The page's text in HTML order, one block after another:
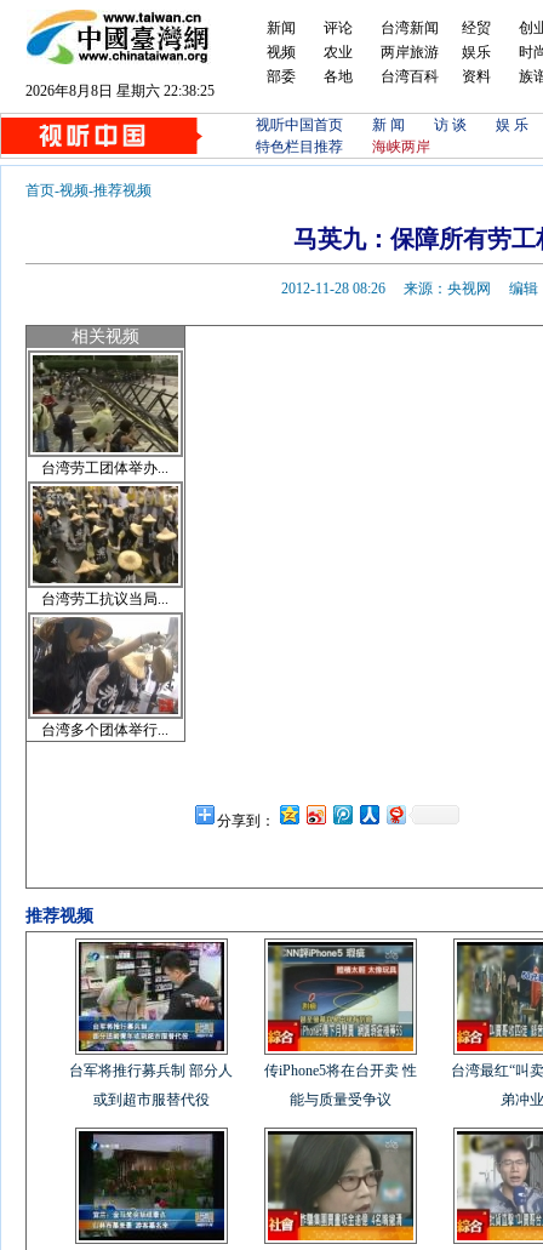
2026年8月8日 星期六 22:38:26
新闻
视频
部委
评论
农业
各地
台湾新闻
两岸旅游
台湾百科
经贸
娱乐
资料
创
时
族
视听中国首页 新 闻 访 谈
娱 乐
特色栏目推荐
海峡两岸
首页-视频-推荐视频
马英九：保障所有劳工
2012-11-28 08:26 来源：央视网 编辑
分享到：
相关视频
台湾劳工团体举办...
台湾劳工抗议当局...
台湾多个团体举行...
推荐视频
台军将推行募兵制 部分人
或到超市服替代役
传iPhone5将在台开卖 性
能与质量受争议
台湾最红“叫
弟冲